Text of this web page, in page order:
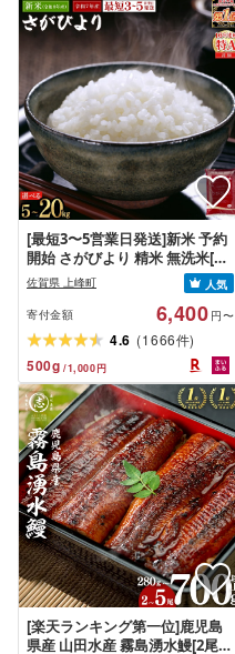
[最短3〜5営業日発送]新米 予約
開始 さがびより 精米 無洗米[選
べる容量]★単一米★総合1位獲
得★選べる発送月★特A評価16
年連続 7年産 定期便 佐賀県産米
令和 先行予約 米 お米 精米 白米
ブランド米 5kg 10kg 15kg
20kg 佐賀県産 数量限定
佐賀県 上峰町
人気
寄付金額
6,400 円〜
4.6 (1666件)
500g /1,000円
[楽天ランキング第一位]鹿児島
県産 山田水産 霧島湧水鰻[2尾